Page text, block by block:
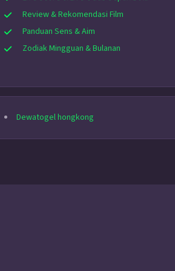
Review & Rekomendasi Film
Panduan Sens & Aim
Zodiak Mingguan & Bulanan
Dewatogel hongkong